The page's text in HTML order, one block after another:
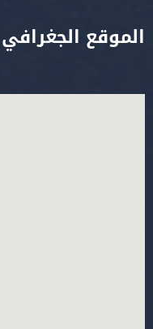
الموقع الجغرافي